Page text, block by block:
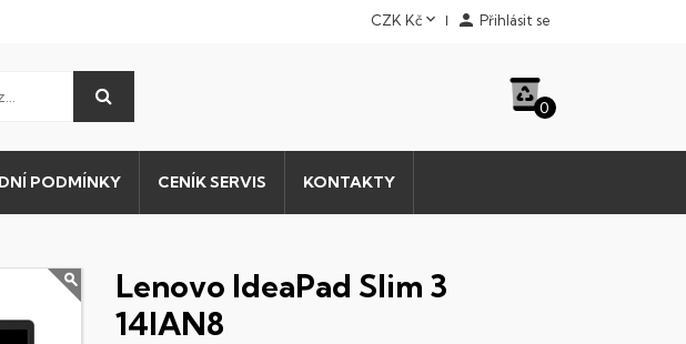
CZK Kč  Přihlásit se
0
PODMÍNKY CENÍK SERVIS KONTAKTY
Lenovo IdeaPad Slim 3
14IAN8